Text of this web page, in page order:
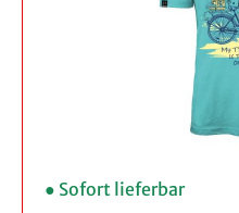
● Sofort lieferbar